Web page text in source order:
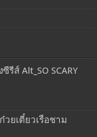
ส์ Alt_SO SCARY
วยเตี๋ยวเรือชาม